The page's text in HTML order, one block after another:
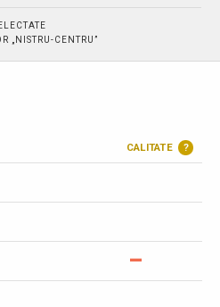
„NISTRU-CENTRU”
CALITATE ?
–